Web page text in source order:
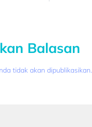
Balasan
tidak akan dipublikasikan.